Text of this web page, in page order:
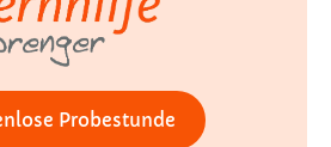
Probestunde